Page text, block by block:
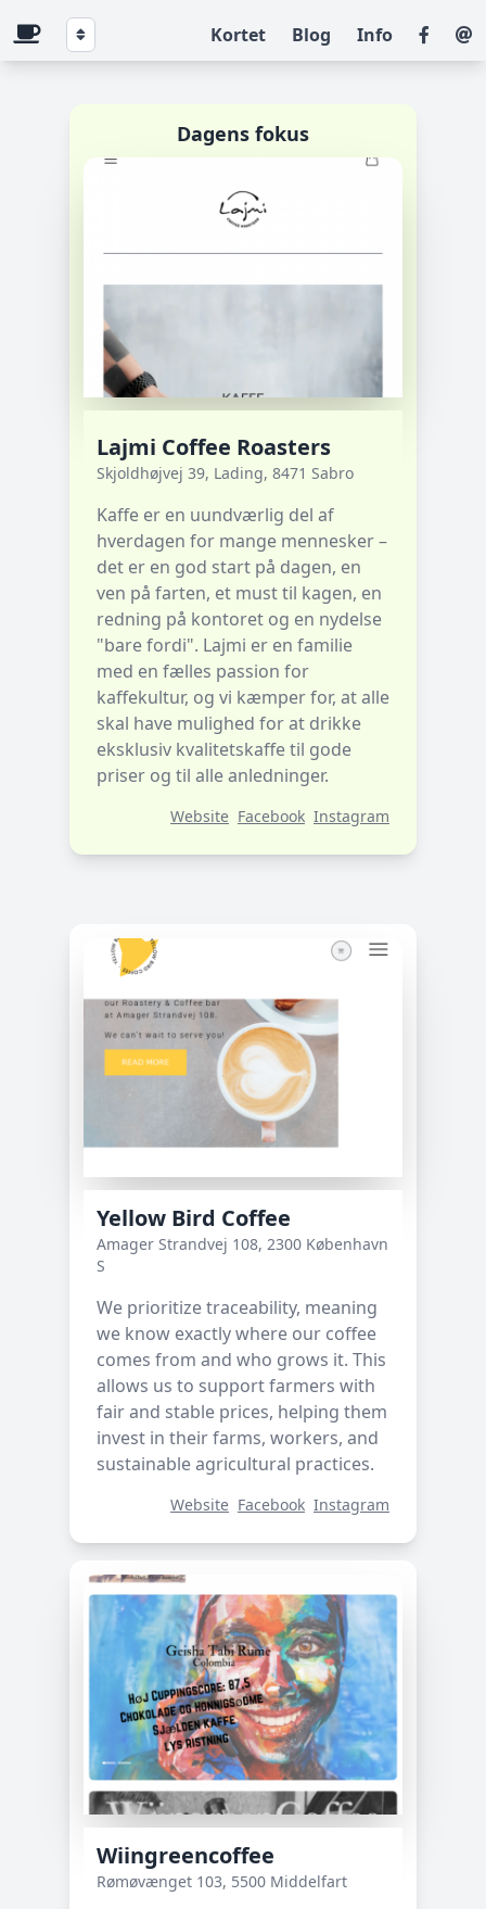
Kortet Blog Info
Dagens fokus
Lajmi Coffee Roasters
Skjoldhøjvej 39, Lading, 8471 Sabro
Kaffe er en uundværlig del af
hverdagen for mange mennesker –
det er en god start på dagen, en
ven på farten, et must til kagen, en
redning på kontoret og en nydelse
"bare fordi". Lajmi er en familie
med en fælles passion for
kaffekultur, og vi kæmper for, at alle
skal have mulighed for at drikke
eksklusiv kvalitetskaffe til gode
priser og til alle anledninger.
Website Facebook Instagram
Yellow Bird Coffee
Amager Strandvej 108, 2300 København
S
We prioritize traceability, meaning
we know exactly where our coffee
comes from and who grows it. This
allows us to support farmers with
fair and stable prices, helping them
invest in their farms, workers, and
sustainable agricultural practices.
Website Facebook Instagram
Wiingreencoffee
Rømøvænget 103, 5500 Middelfart